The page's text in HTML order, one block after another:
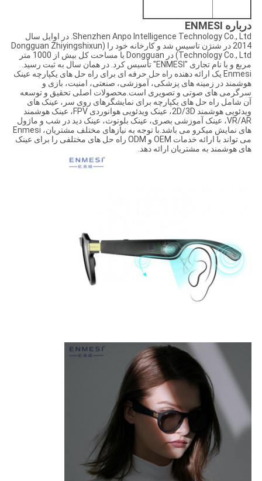
درباره ENMESI
Shenzhen Anpo Intelligence Technology Co., Ltd. در اوایل سال
2014 در شنژن تاسیس شد و کارخانه خود را (Dongguan Zhiyingshixun
Technology Co., Ltd) در Dongguan با مساحت کل بیش از 1000 متر
مربع و با نام تجاری "ENMESI" تأسیس کرد. در همان سال به ثبت رسید.
Enmesi یک ارائه دهنده راه حل حرفه ای برای راه حل های یکپارچه عینک
هوشمند در زمینه های پزشکی، آموزشی، صنعتی، امنیت، بازی و
سرگرمی های صوتی و تصویری است.محصولات اصلی تحقیق و توسعه
آن شامل راه حل های یکپارچه برای نمایشگرهای روی سر، عینک های
ویدئویی هوشمند 2D/3D، عینک ویدئویی هوانوردی FPV، عینک هوشمند
VR/AR، عینک آموزشی بصری، عینک بلوتوث، عینک دید در شب و ماژول
های نمایش میکرو می باشد.با توجه به نیازهای مختلف مشتریان، Enmesi
می تواند با ارائه خدمات OEM و ODM راه حل های مختلفی را برای عینک
های هوشمند به مشتریان ارائه دهد.